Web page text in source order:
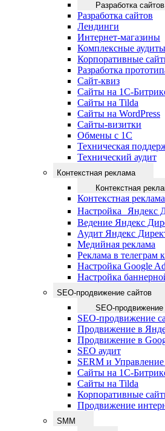
Разработка сайтов
Разработка сайтов
Лендинги
Интернет-магазины
Комплексные аудиты
Корпоративные
Разработка
Сайт-квиз
Сайты на 1С-
Сайты на Tilda
Сайты на WordPress
Сайты-визитки
Обмены с 1С
Техническая
Технический аудит
Контекстная реклама
Контекстная
Контекстная реклама
Настройка Яндекс
Ведение Яндекс
Аудит Яндекс
Медийная реклама
Реклама в телеграм
Настройка Google
Настройка
SEO-продвижение сайтов
SEO-продвижение
SEO-продвижение
Продвижение в
Продвижение в
SEO аудит
SERM и
Сайты на 1С-
Сайты на Tilda
Корпоративные
Продвижение
SMM